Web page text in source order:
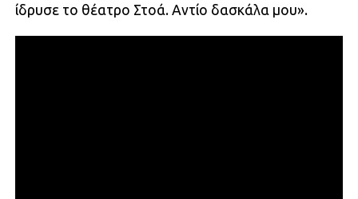
ίδρυσε το θέατρο Στοά. Αντίο δασκάλα μου».